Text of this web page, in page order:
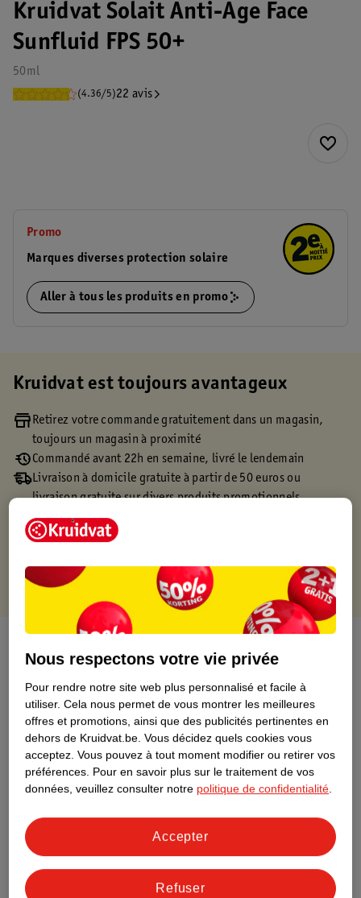
Kruidvat Solait Anti-Age Face
Sunfluid FPS 50+
50ml
(4.36/5)22 avis
Promo
Marques diverses protection solaire
Aller à tous les produits en promo
Kruidvat est toujours avantageux
Retirez votre commande gratuitement dans un magasin,
toujours un magasin à proximité
Commandé avant 22h en semaine, livré le lendemain
Livraison à domicile gratuite à partir de 50 euros ou
livraison gratuite sur divers produits promotionnels
Retours gratuits dans un délai de 30 jours
Points gratuits avec ta carte Kruidvat
Informations relatives au produit
Informations figurant sur l'étiquette
Nature Impact Score
Rouge (-) = impact élevé sur
l’environnement. Vert (+) = faible
impact sur l’environnement. Fondé sur
des moyennes mondiales.
Nous respectons votre vie privée
Pour rendre notre site web plus personnalisé et facile à
utiliser. Cela nous permet de vous montrer les meilleures
offres et promotions, ainsi que des publicités pertinentes en
dehors de Kruidvat.be. Vous décidez quels cookies vous
acceptez. Vous pouvez à tout moment modifier ou retirer vos
préférences. Pour en savoir plus sur le traitement de vos
données, veuillez consulter notre politique de confidentialité
Refuser
Accepter